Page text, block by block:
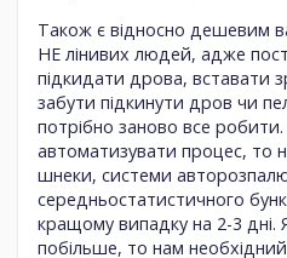
Також є відносно дешевим
НЕ лінивих людей, адже
підкидати дрова, вставати
забути підкинути дров чи
потрібно заново все
автоматизувати процес, то
шнеки, системи
середньостатистичного
кращому випадку на 2-3
побільше, то нам